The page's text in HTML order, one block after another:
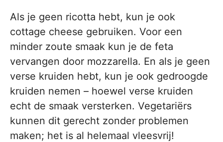
Als je geen ricotta hebt, kun je ook
cottage cheese gebruiken. Voor een
minder zoute smaak kun je de feta
vervangen door mozzarella. En als je geen
verse kruiden hebt, kun je ook gedroogde
kruiden nemen – hoewel verse kruiden
echt de smaak versterken. Vegetariërs
kunnen dit gerecht zonder problemen
maken; het is al helemaal vleesvrij!